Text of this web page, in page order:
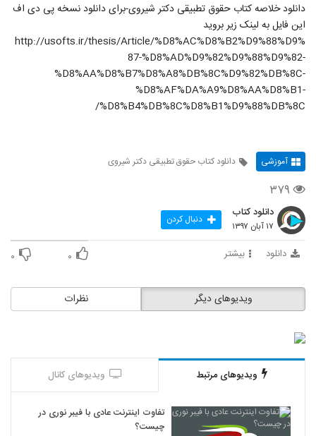
دانلود خلاصه کتاب حقوق تطبیقی دکتر شیروی-برای دانلود نسخه پی دی اف
این فایل به لینک زیر بروید
http://usofts.ir/thesis/Article/%D8%AC%D8%B2%D9%88%D9%
87-%D8%AD%D9%82%D9%88%D9%82-
%D8%AA%D8%B7%D8%A8%DB%8C%D9%82%DB%8C-
%D8%AF%DA%A9%D8%AA%D8%B1-
%D8%B4%DB%8C%D8%B1%D9%88%DB%8C/
آموزشی دانلود کتاب حقوق تطبیقی دکتر شیروی
۳۷۹
دانلود کتاب
۱۷ آبان ۱۳۹۷ دنبال کردن
دانلود بیشتر ۰ ۰
نظرات ویدیوهای دیگر
ویدیوهای مرتبط ویدیوهای کانال
تفاوت اینترنت عادی با فیبر نوری در
چیست؟